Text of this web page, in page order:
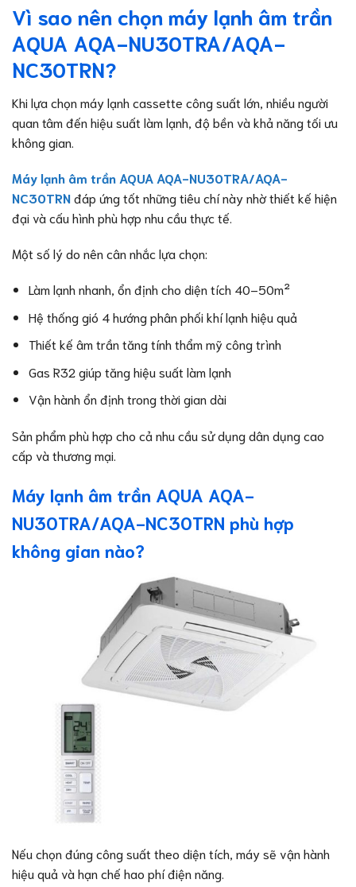
Vì sao nên chọn máy lạnh âm trần
AQUA AQA-NU30TRA/AQA-
NC30TRN?
Khi lựa chọn máy lạnh cassette công suất lớn, nhiều người
quan tâm đến hiệu suất làm lạnh, độ bền và khả năng tối ưu
không gian.
Máy lạnh âm trần AQUA AQA-NU30TRA/AQA-
NC30TRNđáp ứng tốt những tiêu chí này nhờ thiết kế hiện
đại và cấu hình phù hợp nhu cầu thực tế.
Một số lý do nên cân nhắc lựa chọn:
Làm lạnh nhanh, ổn định cho diện tích 40–50m²
Hệ thống gió 4 hướng phân phối khí lạnh hiệu quả
Thiết kế âm trần tăng tính thẩm mỹ công trình
Gas R32 giúp tăng hiệu suất làm lạnh
Vận hành ổn định trong thời gian dài
Sản phẩm phù hợp cho cả nhu cầu sử dụng dân dụng cao
cấp và thương mại.
Máy lạnh âm trần AQUA AQA-
NU30TRA/AQA-NC30TRN phù hợp
không gian nào?
Nếu chọn đúng công suất theo diện tích, máy sẽ vận hành
hiệu quả và hạn chế hao phí điện năng.